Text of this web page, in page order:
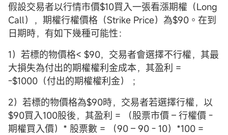
假設交易者以行情市價$10買入一張看漲期權（Long
Call），期權行權價格（Strike Price）為$90。在到
日期時，有如下幾種可能性：
1）若標的物價格< $90，交易者會選擇不行權，其最
大損失為付出的期權權利金成本，其盈利 =
-$1000（付出的期權權利金） ；
2）若標的物價格為$90時，交易者若選擇行權，以
$90買入100股後，其盈利 = （股票市價 – 行權價 -
期權買入價）* 股票數 = （90 – 90 - 10）*100 =